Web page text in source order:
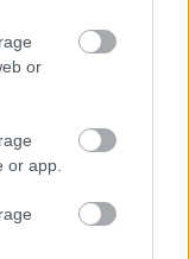
or
or app.
50 másodperc
még, de
ahogy a 100-at